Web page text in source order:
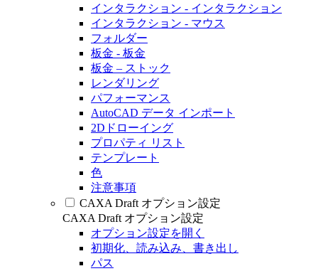
インタラクション - インタラクション
インタラクション - マウス
フォルダー
板金 - 板金
板金 – ストック
レンダリング
パフォーマンス
AutoCAD データ インポート
2Dドローイング
プロパティ リスト
テンプレート
色
注意事項
CAXA Draft オプション設定
CAXA Draft オプション設定
オプション設定を開く
初期化、読み込み、書き出し
パス